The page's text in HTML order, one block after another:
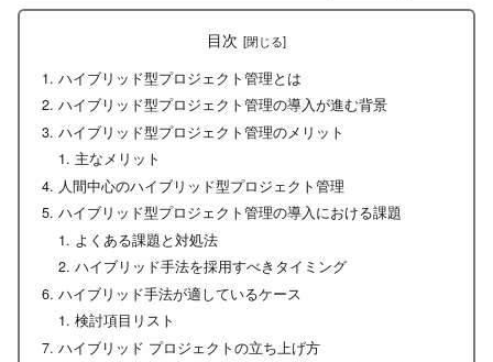
目次
ハイブリッド型プロジェクト管理とは
ハイブリッド型プロジェクト管理の導入が進む背景
ハイブリッド型プロジェクト管理のメリット
主なメリット
人間中心のハイブリッド型プロジェクト管理
ハイブリッド型プロジェクト管理の導入における課題
よくある課題と対処法
ハイブリッド手法を採用すべきタイミング
ハイブリッド手法が適しているケース
検討項目リスト
ハイブリッド プロジェクトの立ち上げ方